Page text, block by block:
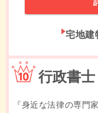
宅地建
行政書士
『身近な法律の専門